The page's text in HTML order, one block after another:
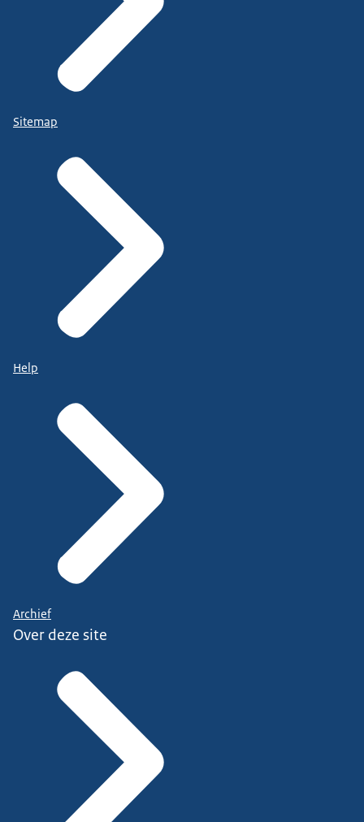
Sitemap
Help
Archief
Over deze site